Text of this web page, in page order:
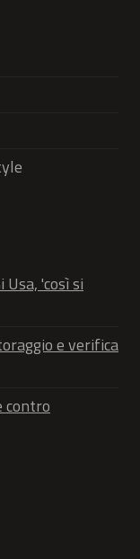
'così si
e verifica
contro